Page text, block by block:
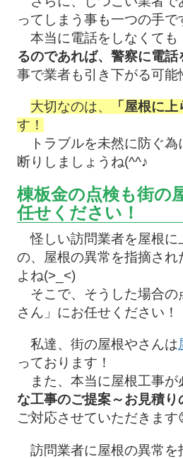
ってしまう事も一つの手で
本当に電話をしなくても
るのであれば、警察に電話
事で業者も引き下がる可能
大切なのは、 「屋根に上
す！
トラブルを未然に防ぐ為
断りしましょうね(^^♪
棟板金の点検も街の
任せください！
怪しい訪問業者を屋根に
の、屋根の異常を指摘され
よね(>_<)
そこで、そうした場合の
さん」にお任せください！
私達、街の屋根やさんは
っております！
また、本当に屋根工事が
な工事のご提案～お見積り
ご対応させていただきます
訪問業者に屋根の異常を